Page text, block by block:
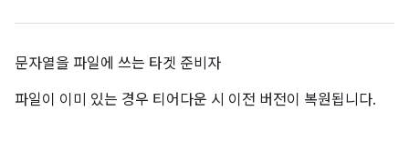
문자열을 파일에 쓰는 타겟 준비자
파일이 이미 있는 경우 티어다운 시 이전 버전이 복원됩니다.